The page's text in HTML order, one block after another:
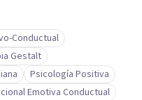
Me caracterizo por
Conductual
Gestalt
Psicología Positiva
Emotiva Conductual